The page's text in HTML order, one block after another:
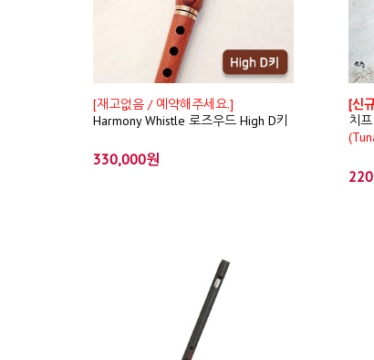
[재고없음 / 예약해주세요.]
Harmony Whistle 로즈우드 High D키
330,000원
[신
치